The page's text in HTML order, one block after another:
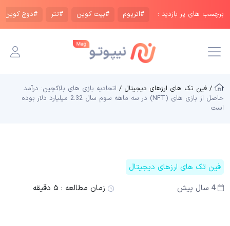
برچسب های پر بازدید : #اتریوم #بیت کوین #تتر #دوج کوین
/ فین تک های ارزهای دیجیتال / اتحادیه بازی های بلاکچین: درآمد
حاصل از بازی های (NFT) در سه ماهه سوم سال 2.32 میلیارد دلار بوده
است
فین تک های ارزهای دیجیتال
4 سال پیش
زمان مطالعه : ۵ دقیقه